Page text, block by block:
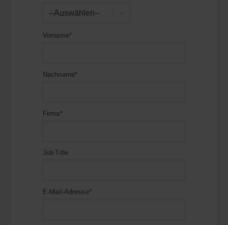
--Auswählen--
Vorname*
Nachname*
Firma*
Job Title
E-Mail-Adresse*